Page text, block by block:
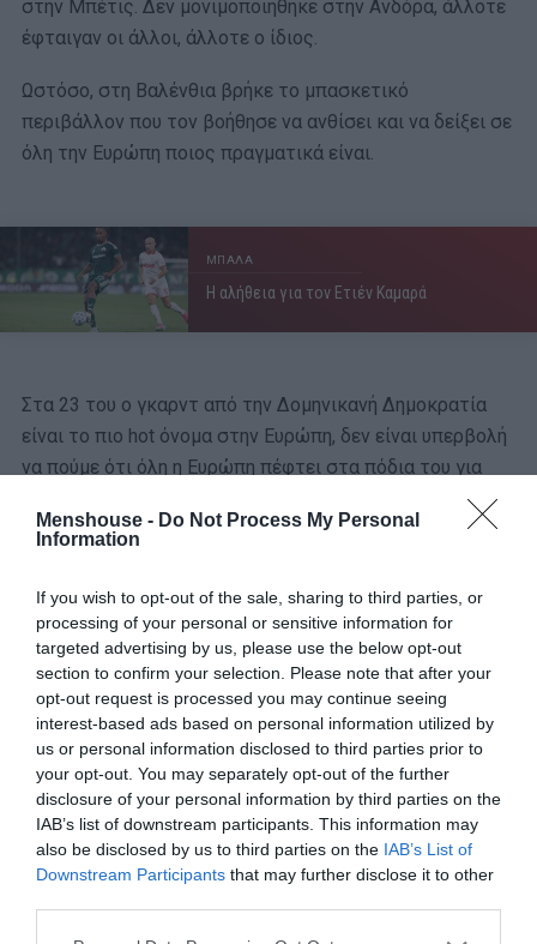
Menshouse - Do Not Process My Personal
Information
If you wish to opt-out of the sale, sharing to third parties, or
processing of your personal or sensitive information for
targeted advertising by us, please use the below opt-out
section to confirm your selection. Please note that after your
opt-out request is processed you may continue seeing
interest-based ads based on personal information utilized by
us or personal information disclosed to third parties prior to
your opt-out. You may separately opt-out of the further
disclosure of your personal information by third parties on the
IAB’s list of downstream participants. This information may
also be disclosed by us to third parties on the IAB’s List of
Downstream Participants that may further disclose it to other
στην Μπέτις. Δεν μονιμοποιήθηκε στην Ανδόρα, άλλοτε
έφταιγαν οι άλλοι, άλλοτε ο ίδιος.
Ωστόσο, στη Βαλένθια βρήκε το μπασκετικό
περιβάλλον που τον βοήθησε να ανθίσει και να δείξει σε
όλη την Ευρώπη ποιος πραγματικά είναι.
ΜΠΑΛΑ
Η αλήθεια για τον Ετιέν Καμαρά
Στα 23 του ο γκαρντ από την Δομηνικανή Δημοκρατία
είναι το πιο hot όνομα στην Ευρώπη, δεν είναι υπερβολή
να πούμε ότι όλη η Ευρώπη πέφτει στα πόδια του για
Όλα αυτά, λίγες μέρες πριν από το Final-4, το οποίο
του και να τον κάνει ακόμα πιο περιζήτητο.
Στην ουρά…
Όπως έγινε γνωστό, ο Μοντέρο έχει buy-out στο
συμβόλαιο του, το οποίο κυμαίνεται στο 1,5
εκατομμύριο ευρώ κι αυτό τον κάνει ακόμα πιο
περιζήτητο.
Είναι αυτονόητο πως όλες οι ομάδες με γερό πορτοφόλι